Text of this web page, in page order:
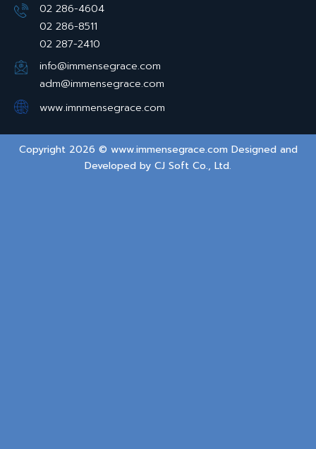
02 286-4604
02 286-8511
02 287-2410
info@immensegrace.com
adm@immensegrace.com
www.imnmensegrace.com
Copyright 2026 © www.immensegrace.com Designed and
Developed by CJ Soft Co., Ltd.